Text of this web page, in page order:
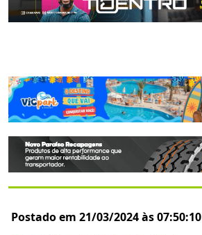
Postado em 21/03/2024 às 07:50:10